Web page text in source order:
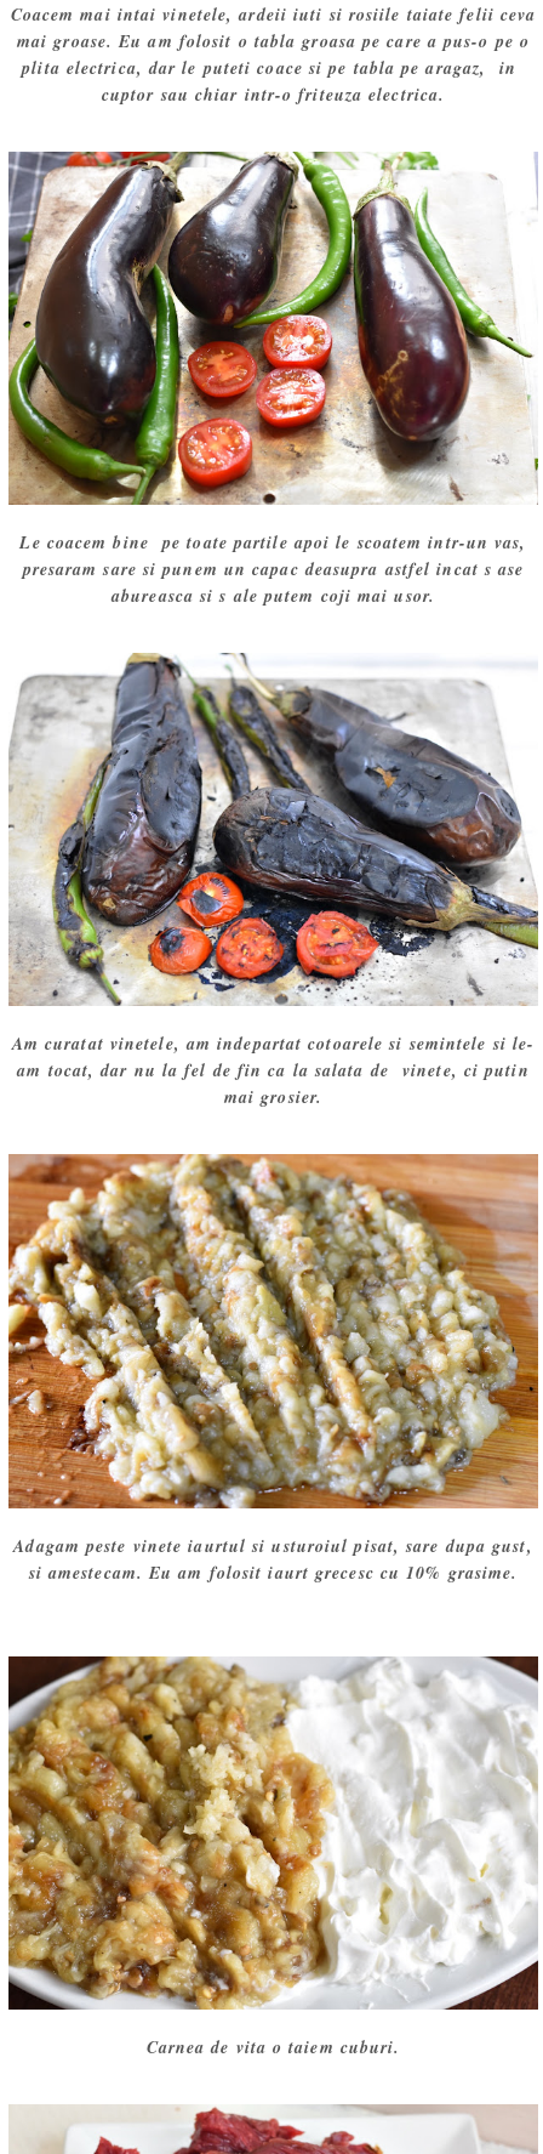
Coacem mai intai vinetele, ardeii iuti si rosiile taiate felii ceva
mai groase. Eu am folosit o tabla groasa pe care a pus-o pe o
plita electrica, dar le puteti coace si pe tabla pe aragaz, in
cuptor sau chiar intr-o friteuza electrica.
Le coacem bine pe toate partile apoi le scoatem intr-un vas,
presaram sare si punem un capac deasupra astfel incat s ase
abureasca si s ale putem coji mai usor.
Am curatat vinetele, am indepartat cotoarele si semintele si le-
am tocat, dar nu la fel de fin ca la salata de vinete, ci putin
mai grosier.
Adagam peste vinete iaurtul si usturoiul pisat, sare dupa gust,
si amestecam. Eu am folosit iaurt grecesc cu 10% grasime.
Carnea de vita o taiem cuburi.